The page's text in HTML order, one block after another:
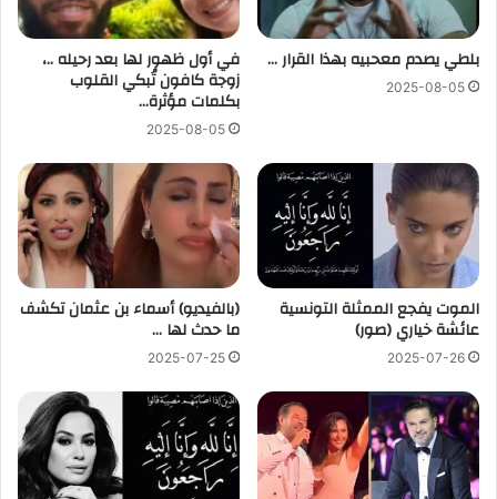
بلطي يصدم معحبيه بهذا القرار …
2025-08-05
في أول ظهور لها بعد رحيله ..،
زوجة كافون تُبكي القلوب
بكلمات مؤثرة…
2025-08-05
الموت يفجع الممثلة التونسية
عائشة خياري (صور)
2025-07-26
(بالفيديو) أسماء بن عثمان تكشف
ما حدث لها …
2025-07-25